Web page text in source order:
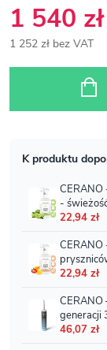
1 540 zł
1 252 zł bez VAT